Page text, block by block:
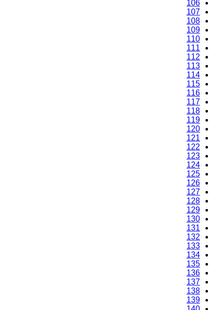
106
107
108
109
110
111
112
113
114
115
116
117
118
119
120
121
122
123
124
125
126
127
128
129
130
131
132
133
134
135
136
137
138
139